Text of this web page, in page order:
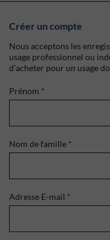
Créer un compte
Nous acceptons les
usage professionnel ou
d'acheter pour un usage
Prénom *
Nom de famille *
Adresse E-mail *